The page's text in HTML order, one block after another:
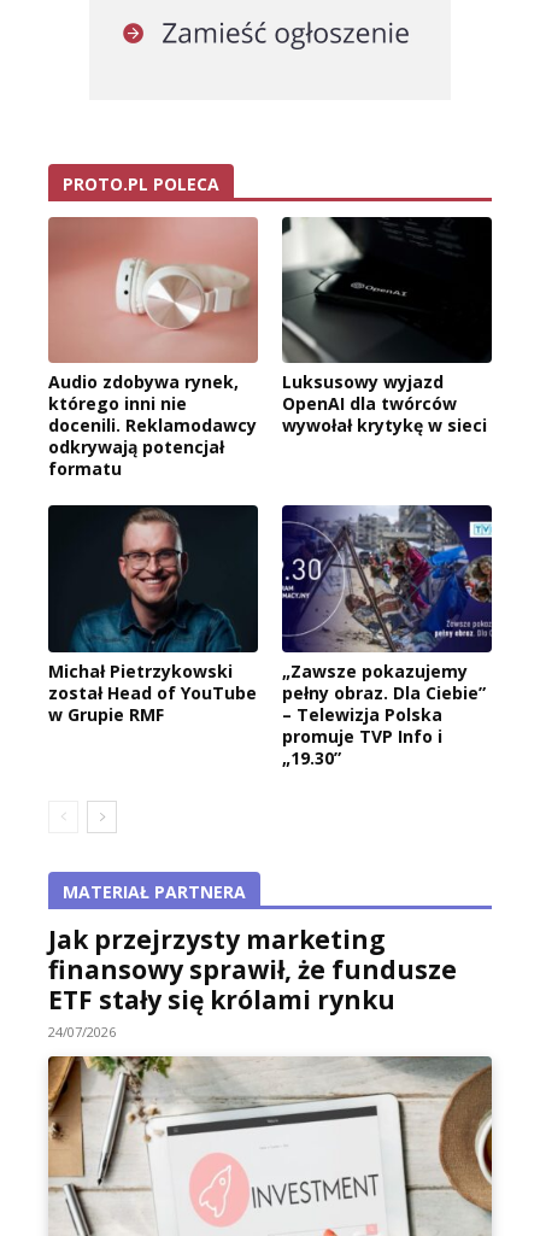
PROTO.PL POLECA
Audio zdobywa rynek,
którego inni nie
docenili. Reklamodawcy
odkrywają potencjał
formatu
Luksusowy wyjazd
OpenAI dla twórców
wywołał krytykę w sieci
Michał Pietrzykowski
został Head of YouTube
w Grupie RMF
„Zawsze pokazujemy
pełny obraz. Dla Ciebie”
– Telewizja Polska
promuje TVP Info i
„19.30”
MATERIAŁ PARTNERA
Jak przejrzysty marketing
finansowy sprawił, że fundusze
ETF stały się królami rynku
24/07/2026